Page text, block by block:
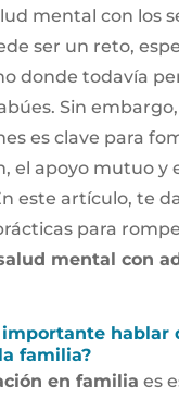
mental con los
ser un reto,
donde todavía
Sin
es clave para
el apoyo mutuo y
este artículo, te
para
mental con
importante hablar
familia?
en familia es